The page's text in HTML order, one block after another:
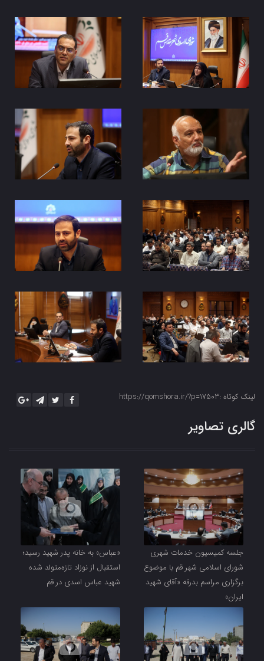
لینک کوتاه :https://qomshora.ir/?p=17503
گالری تصاویر
جلسه کمیسیون خدمات شهری
شورای اسلامی شهر قم با موضوع
برگزاری مراسم بدرقه «آقای شهید
ایران»
«عباس» به خانه پدر شهید رسید؛
استقبال از نوزاد تازه‌متولد شده
شهید عباس اسدی در قم